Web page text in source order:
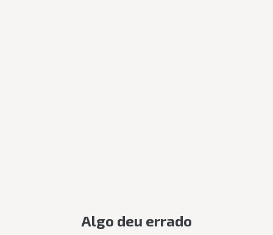
Algo deu errado